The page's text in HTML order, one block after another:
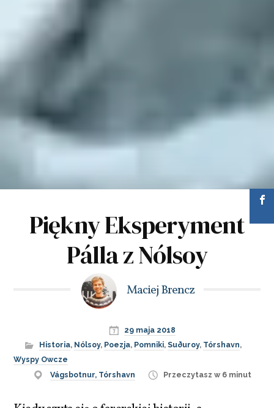
Piękny Eksperyment
Pálla z Nólsoy
Maciej Brencz
29 maja 2018
Historia, Nólsoy, Poezja, Pomniki,Suðuroy, Tórshavn,
Wyspy Owcze
Vágsbotnur, Tórshavn
Przeczytasz w 6 minut